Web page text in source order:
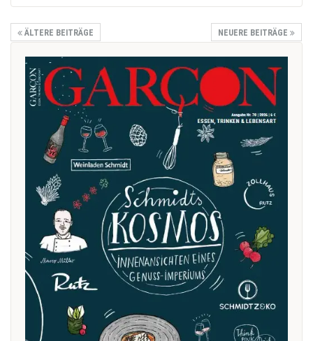
ÄLTERE BEITRÄGE NEUERE BEITRÄGE